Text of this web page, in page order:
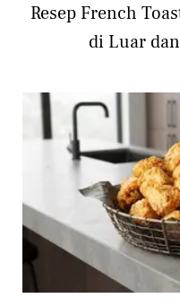
Resep French
di Luar